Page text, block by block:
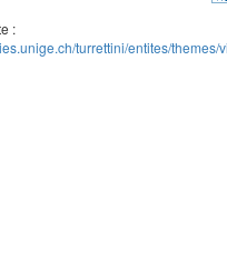
:
turrettini/entites/themes/